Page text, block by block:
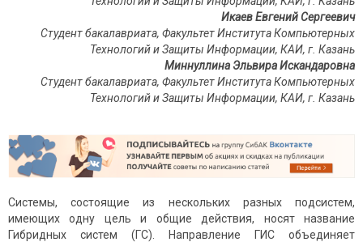
Икаев Евгений Сергеевич
Студент бакалавриата, ФакультетИнститута Компьютерных
Технологий и Защиты Информации, КАИ, г. Казань
Миннуллина Эльвира Искандаровна
Студент бакалавриата, ФакультетИнститута Компьютерных
Технологий и Защиты Информации, КАИ, г. Казань
Системы, состоящие из нескольких разных подсистем,
имеющих одну цель и общие действия, носят название
Гибридных систем (ГС). Направление ГИС объединяет